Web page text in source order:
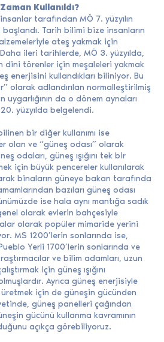
Kullanıldı?
tarafından MÖ 7. yüzyılın
başlandı. Tarih bilimi bize insanların
ateş yakmak için
ileri tarihlerde, MÖ 3. yüzyılda,
dini törenler için meşaleleri yakmak
enerjisini kullandıkları biliniyor. Bu
olarak adlandırılan normalleştirilmiş
da o dönem aynaları
20. yüzyılda belgelendi.
bir diğer kullanımı ise
olan ve “güneş odası” olarak
odaları, güneş ışığını tek bir
için büyük pencereler kullanılarak
binaların güneye bakan tarafında
bazıları güneş odası
ise hala aynı mantığa sadık
olarak evlerin bahçesiyle
olarak popüler mimaride yerini
MS 1200’lerin sonlarında ise,
Yerli 1700’lerin sonlarında ve
ve bilim adamları, uzun
için güneş ışığını
Ayrıca güneş enerjisiyle
üretmek için de güneşin gücünden
güneş panelleri çağından
gücünü kullanma kavramının
açıkça görebiliyoruz.